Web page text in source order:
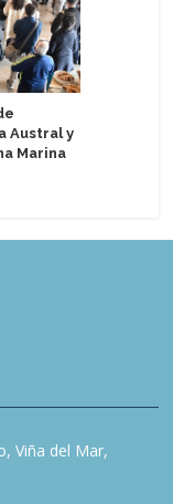
Austral y
Marina
Viña del Mar,